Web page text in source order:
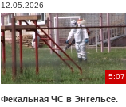
12.05.2026
5:07
Фекальная ЧС в Энгельсе.